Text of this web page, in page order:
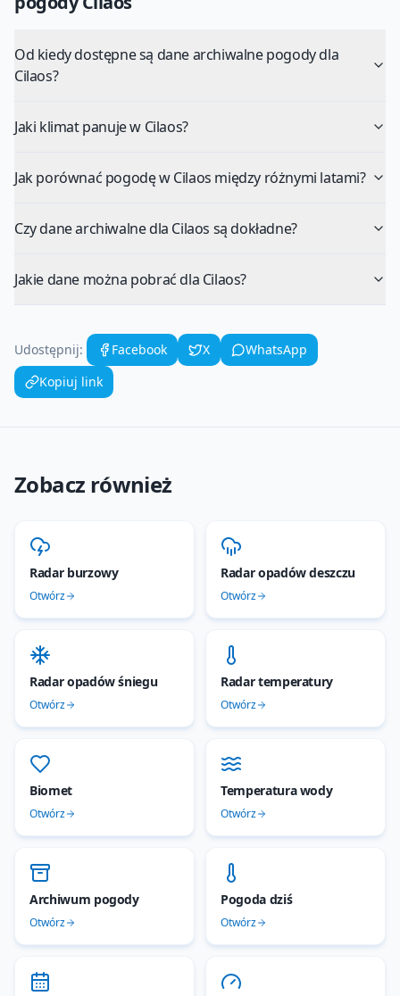
Od kiedy dostępne są dane archiwalne pogody dla
Cilaos?
Jaki klimat panuje w Cilaos?
Jak porównać pogodę w Cilaos między różnymi latami?
Czy dane archiwalne dla Cilaos są dokładne?
Jakie dane można pobrać dla Cilaos?
Udostępnij: Facebook X
WhatsApp
Kopiuj link
Zobacz również
Radar burzowy
Otwórz
Radar opadów deszczu
Otwórz
Radar opadów śniegu
Otwórz
Radar temperatury
Otwórz
Biomet
Otwórz
Temperatura wody
Otwórz
Archiwum pogody
Otwórz
Pogoda dziś
Otwórz